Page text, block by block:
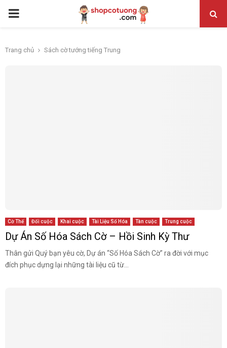
PRIMARY
Trang chủ Sách cờ tướng tiếng Trung
Cờ Thế Đối cuộc Khai cuộc Tài Liệu Số Hóa Tàn cuộc Trung cuộc
Dự Án Số Hóa Sách Cờ – Hồi Sinh Kỳ Thư
Thân gửi Quý bạn yêu cờ, Dự án “Số Hóa Sách Cờ” ra đời với mục
đích phục dựng lại những tài liệu cũ từ...